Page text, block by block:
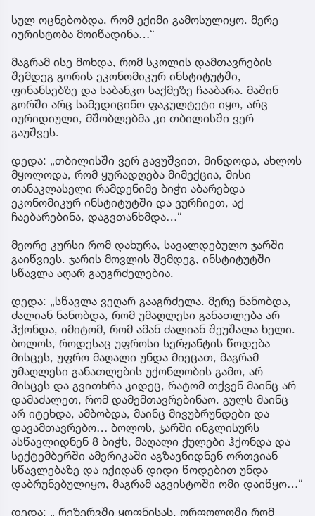
სულ ოცნებობდა, რომ ექიმი გამოსულიყო. მერე
იურისტობა მოიწადინა…“
მაგრამ ისე მოხდა, რომ სკოლის დამთავრების
შემდეგ გორის ეკონომიკურ ინსტიტუტში,
ფინანსებზე და საბანკო საქმეზე ჩააბარა. მაშინ
გორში არც სამედიცინო ფაკულტეტი იყო, არც
იურიდიული, მშობლებმა კი თბილისში ვერ
გაუშვეს.
დედა: „თბილისში ვერ გავუშვით, მინდოდა, ახლოს
მყოლოდა, რომ ყურადღება მიმექცია, მისი
თანაკლასელი რამდენიმე ბიჭი აბარებდა
ეკონომიკურ ინსტიტუტში და ვურჩიეთ, აქ
ჩაებარებინა, დაგვთანხმდა…“
მეორე კურსი რომ დახურა, სავალდებულო ჯარში
გაიწვიეს. ჯარის მოვლის შემდეგ, ინსტიტუტში
სწავლა აღარ გაუგრძელებია.
დედა: „სწავლა ვეღარ გააგრძელა. მერე ნანობდა,
ძალიან ნანობდა, რომ უმაღლესი განათლება არ
ჰქონდა, იმიტომ, რომ ამან ძალიან შეუშალა ხელი.
ბოლოს, როდესაც უფროსი სერჟანტის წოდება
მისცეს, უფრო მაღალი უნდა მიეცათ, მაგრამ
უმაღლესი განათლების უქონლობის გამო, არ
მისცეს და გვითხრა კიდეც, რატომ თქვენ მაინც არ
დამაძალეთ, რომ დამემთავრებინაო. გულს მაინც
არ იტეხდა, ამბობდა, მაინც მივუბრუნდები და
დავამთავრებო… ბოლოს, ჯარში ინგლისურს
ასწავლიდნენ 8 ბიჭს, მაღალი ქულები ჰქონდა და
სექტემბერში ამერიკაში აგზავნიდნენ ორთვიან
სწავლებაზე და იქიდან დიდი წოდებით უნდა
დაბრუნებულიყო, მაგრამ აგვისტოში ომი დაიწყო…“
დედა: „ რეზერვში ყოფნისას, ორფოლოში რომ